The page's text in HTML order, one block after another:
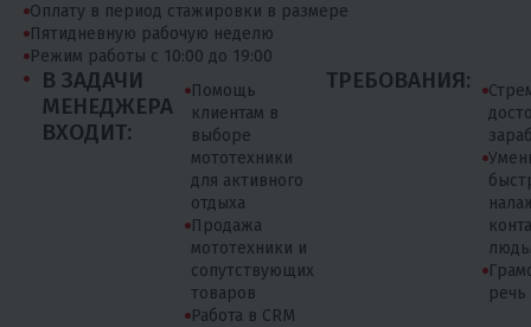
Оплату в период стажировки в размере
Пятидневную рабочую неделю
Режим работы с 10:00 до 19:00
В ЗАДАЧИ
МЕНЕДЖЕРА
ВХОДИТ:
Помощь
клиентам в
выборе
мототехники
для активного
отдыха
Продажа
мототехники и
сопутствующих
товаров
Работа в CRM
ТРЕБОВАНИЯ:
речь